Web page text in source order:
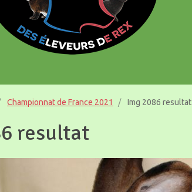
Championnat de France 2021 Img 2086 resultat
resultat